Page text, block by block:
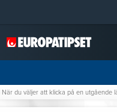
du väljer att klicka på en